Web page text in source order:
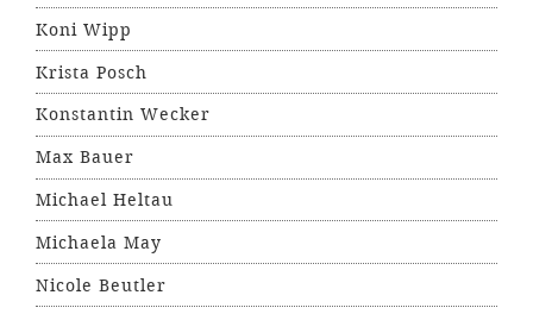
Koni Wipp
Krista Posch
Konstantin Wecker
Max Bauer
Michael Heltau
Michaela May
Nicole Beutler